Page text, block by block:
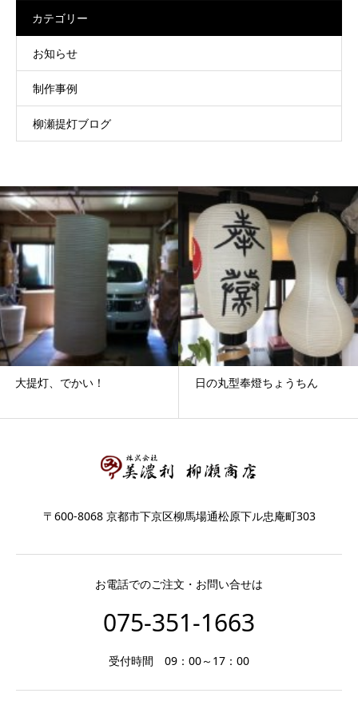
カテゴリー
お知らせ
制作事例
柳瀬提灯ブログ
大提灯、でかい！ 日の丸型奉燈ちょうちん
〒600-8068 京都市下京区柳馬場通松原下ル忠庵町303
お電話でのご注文・お問い合せは
075-351-1663
受付時間 09：00～17：00